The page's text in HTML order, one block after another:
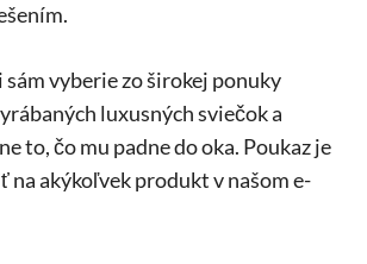
vyberie zo širokej ponuky
luxusných sviečok a
to, čo mu padne do oka. Poukaz je
na akýkoľvek produkt v našom e-